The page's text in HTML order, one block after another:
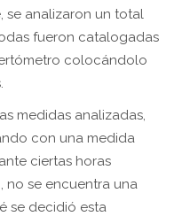
se analizaron un total
fueron catalogadas
colocándolo
medidas analizadas,
con una medida
ciertas horas
no se encuentra una
se decidió esta